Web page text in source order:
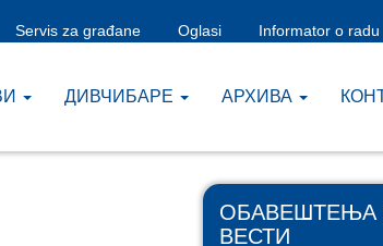
Servis za građane Oglasi Informator o radu
ДИВЧИБАРЕ AРХИВА
ОБАВЕШТЕЊА
ВЕСТИ